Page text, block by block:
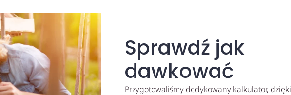
Sprawdź jak
dawkować
Przygotowaliśmy dedykowany kalkulator, dzięki